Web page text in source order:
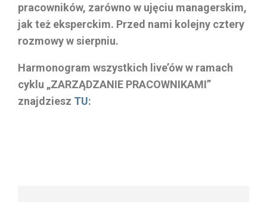
pracowników, zarówno w ujęciu managerskim,
jak też eksperckim. Przed nami kolejny cztery
rozmowy w sierpniu.
Harmonogram wszystkich live’ów w ramach
cyklu „ZARZĄDZANIE PRACOWNIKAMI”
znajdziesz TU: